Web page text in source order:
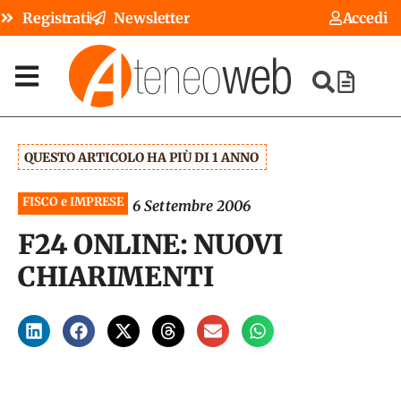
Registrati Newsletter Accedi
QUESTO ARTICOLO HA PIÙ DI 1 ANNO
FISCO e IMPRESE 6 Settembre 2006
F24 ONLINE: NUOVI
CHIARIMENTI